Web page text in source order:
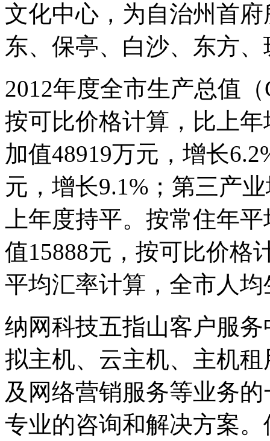
文化中心，为自治州首
东、保亭、白沙、东方
2012年度全市生产总值
按可比价格计算，比上
加值48919万元，增长
元，增长9.1%；第三产
上年度持平。按常住年
值15888元，按可比价格
平均汇率计算，全市人
纳网科技五指山客户服
拟主机、云主机、主机
及网络营销服务等业务
专业的咨询和解决方案